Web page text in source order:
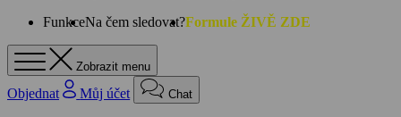
FunkceNa čem sledovat?Formule ŽIVĚ ZDE
Zobrazit menu
Objednat Můj účet Chat